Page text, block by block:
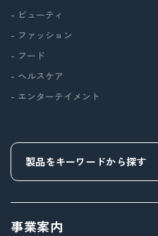
- ビューティ
- ファッション
- フード
- ヘルスケア
- エンターテイメント
事業案内